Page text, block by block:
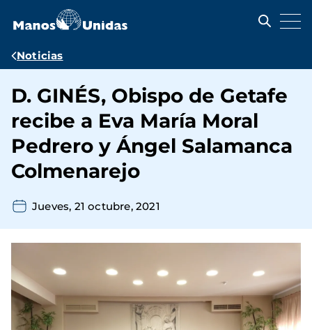
contenido
Ruta
navegación
Noticias
D. GINÉS, Obispo de Getafe
recibe a Eva María Moral
Pedrero y Ángel Salamanca
Colmenarejo
Jueves, 21 octubre, 2021